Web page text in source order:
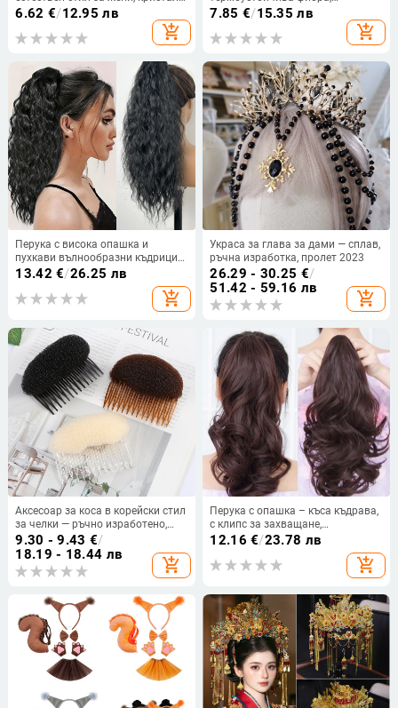
електроплатина, възможност за
6.62 €/12.95 лв
add_shopping_cart
механична конструкция,
подходяща за боядисване и
перманентно оформяне
7.85 €/15.35 лв
add_shopping_cart
Перука с висока опашка и
пухкави вълнообразни къдрици
(модел W1989 · термоустойчиви
влакна · може да се боядисва ·
марка Sri)
13.42 €/26.25 лв
add_shopping_cart
Украса за глава за дами — сплав,
ръчна изработка, пролет 2023
26.29 - 30.25 €/
51.42 - 59.16 лв
add_shopping_cart
Аксесоар за коса в корейски стил
за челки — ръчно изработено,
пластмаса/смола, геометрично
стилизиране, марка Fumei
9.30 - 9.43 €/
18.19 - 18.44 лв
add_shopping_cart
Перука с опашка – къса къдрава,
с клипс за захващане,
високотемпературна тел, модел
152, за жени, може да се боядиса
12.16 €/23.78 лв
add_shopping_cart